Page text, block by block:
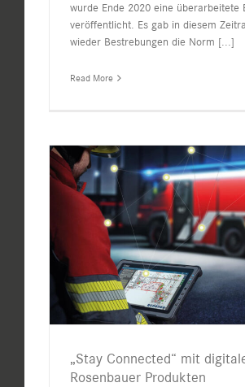
wurde Ende 2020 eine überarbeitete
veröffentlicht. Es gab in diesem
wieder Bestrebungen die Norm [...]
Read More
„Stay Connected“ mit
Rosenbauer Produkten